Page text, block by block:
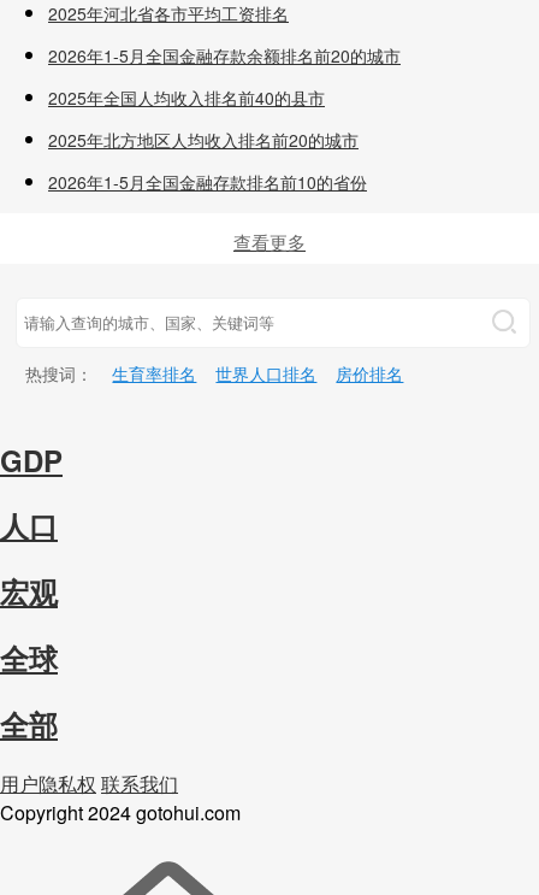
2025年河北省各市平均工资排名
2026年1-5月全国金融存款余额排名前20的城市
2025年全国人均收入排名前40的县市
2025年北方地区人均收入排名前20的城市
2026年1-5月全国金融存款排名前10的省份
查看更多
热搜词： 生育率排名 世界人口排名 房价排名
GDP
人口
宏观
全球
全部
用户隐私权 联系我们
Copyright2024 gotohui.com